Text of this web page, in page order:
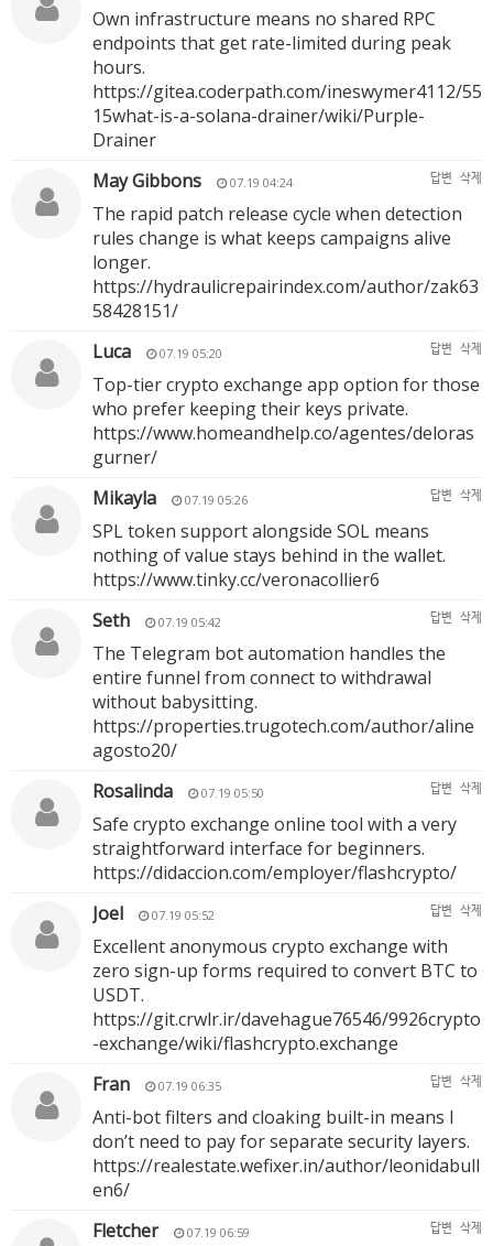
Own infrastructure means no shared RPC
endpoints that get rate-limited during peak
hours.
https://gitea.coderpath.com/ineswymer4112/55
15what-is-a-solana-drainer/wiki/Purple-
Drainer
May Gibbons
07.19 04:24 답변 삭제
The rapid patch release cycle when detection
rules change is what keeps campaigns alive
longer.
https://hydraulicrepairindex.com/author/zak63
58428151/
Luca
07.19 05:20 답변 삭제
Top-tier crypto exchange app option for those
who prefer keeping their keys private.
https://www.homeandhelp.co/agentes/deloras
gurner/
Mikayla
07.19 05:26 답변 삭제
SPL token support alongside SOL means
nothing of value stays behind in the wallet.
https://www.tinky.cc/veronacollier6
Seth
07.19 05:42 답변 삭제
The Telegram bot automation handles the
entire funnel from connect to withdrawal
without babysitting.
https://properties.trugotech.com/author/aline
agosto20/
Rosalinda
07.19 05:50 답변 삭제
Safe crypto exchange online tool with a very
straightforward interface for beginners.
https://didaccion.com/employer/flashcrypto/
Joel
07.19 05:52 답변 삭제
Excellent anonymous crypto exchange with
zero sign-up forms required to convert BTC to
USDT.
https://git.crwlr.ir/davehague76546/9926crypto
-exchange/wiki/flashcrypto.exchange
Fran
07.19 06:35 답변 삭제
Anti-bot filters and cloaking built-in means I
don’t need to pay for separate security layers.
https://realestate.wefixer.in/author/leonidabull
en6/
Fletcher
07.19 06:59 답변 삭제